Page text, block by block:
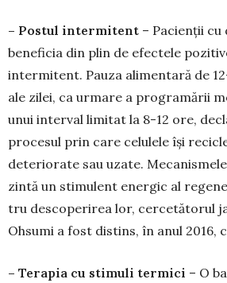
– Postul intermitent – Pacienții
beneficia din plin de efectele
intermitent. Pauza alimentară de
ale zilei, ca urmare a progra­mării
unui interval limitat la 8-12 ore,
pro­cesul prin care celulele își
de­te­riorate sau uzate.
zintă un stimulent energic al
tru des­coperirea lor, cer­ce­tătorul
Ohsumi a fost dis­tins, în anul 2016,
– Terapia cu stimuli termici – O